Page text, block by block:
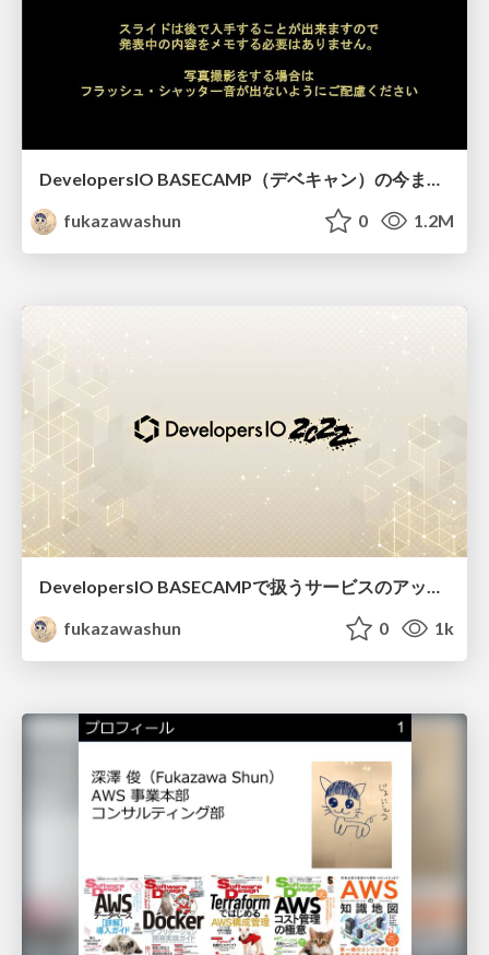
DevelopersIO BASECAMP（デベキャン）の今までとこれからについて
fukazawashun
0 1.2M
DevelopersIO BASECAMPで扱うサービスのアップデート紹介
fukazawashun
0 1k